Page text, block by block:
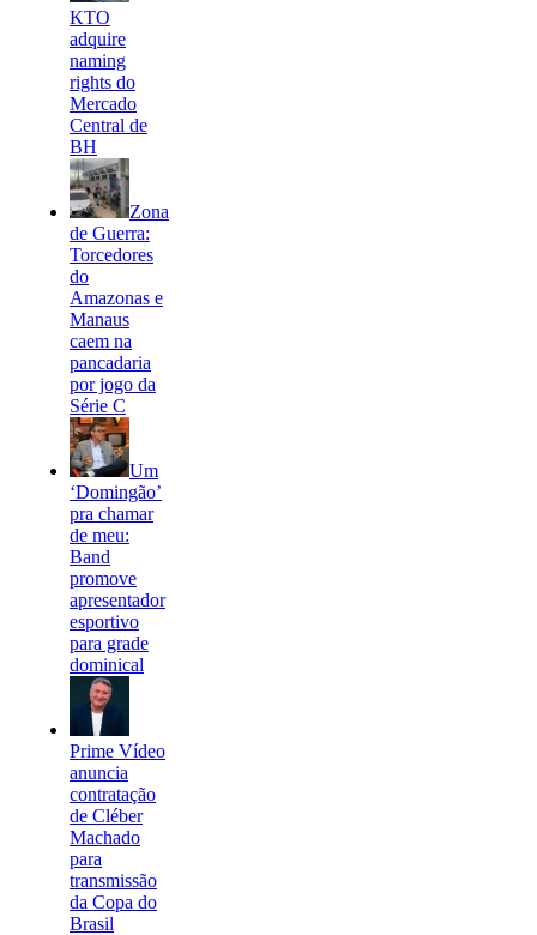
KTO
adquire
naming
rights do
Mercado
Central de
BH
Zona
de Guerra:
Torcedores
do
Amazonas e
Manaus
caem na
pancadaria
por jogo da
Série C
Um
‘Domingão’
pra chamar
de meu:
Band
promove
apresentador
esportivo
para grade
dominical
Prime Vídeo
anuncia
contratação
de Cléber
Machado
para
transmissão
da Copa do
Brasil